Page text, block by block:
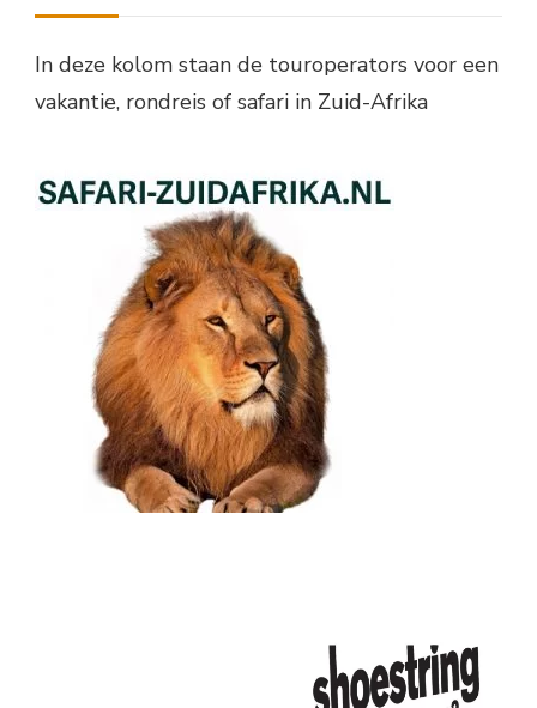
In deze kolom staan de touroperators voor een
vakantie, rondreis of safari in Zuid-Afrika